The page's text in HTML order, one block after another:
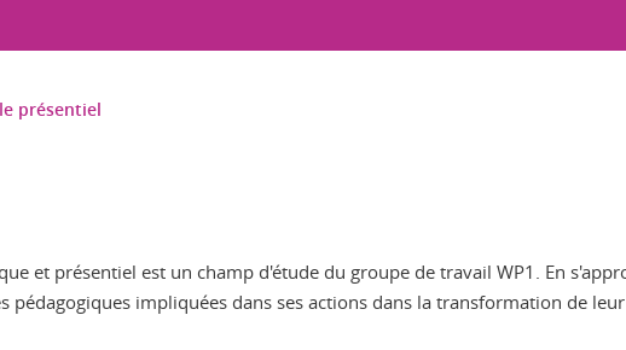
présentiel
et présentiel est un champ d'étude du groupe de travail WP1. En
pédagogiques impliquées dans ses actions dans la transformation de